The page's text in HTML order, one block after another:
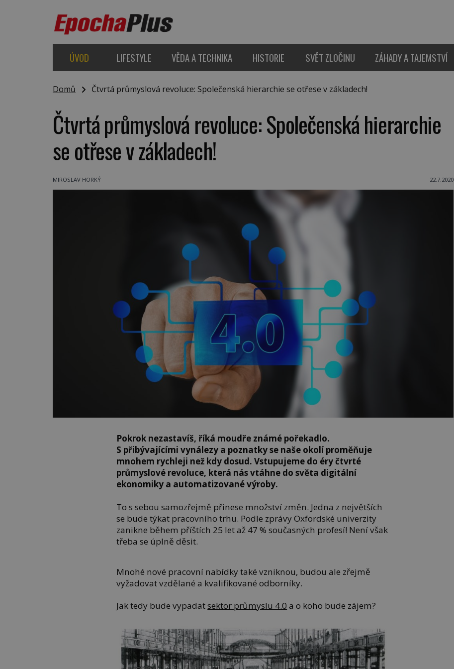
ÚVOD LIFESTYLE VĚDA A TECHNIKA HISTORIE SVĚT ZLOČINU ZÁHADY A TAJEMSTVÍ
Domů Čtvrtá průmyslová revoluce: Společenská hierarchie se otřese v základech!
Čtvrtá průmyslová revoluce: Společenská hierarchie
se otřese v základech!
MIROSLAV HORKÝ 22.7.2020
Pokrok nezastavíš, říká moudře známé pořekadlo.
S přibývajícími vynálezy a poznatky se naše okolí proměňuje
mnohem rychleji než kdy dosud. Vstupujeme do éry čtvrté
průmyslové revoluce, která nás vtáhne do světa digitální
ekonomiky a automatizované výroby.
To s sebou samozřejmě přinese množství změn. Jedna z největších
se bude týkat pracovního trhu. Podle zprávy Oxfordské univerzity
zanikne během příštích 25 let až 47 % současných profesí! Není však
třeba se úplně děsit.
Mnohé nové pracovní nabídky také vzniknou, budou ale zřejmě
vyžadovat vzdělané a kvalifikované odborníky.
Jak tedy bude vypadatsektor průmyslu 4.0 a o koho bude zájem?